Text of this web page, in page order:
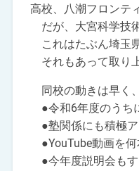
高校、八潮フロンテ
だが、大宮科学技
これはたぶん埼玉県
それもあって取り上
同校の動きは早く
●令和6年度のうち
●塾関係にも積極ア
●YouTube動画を何
●今年度説明会もす